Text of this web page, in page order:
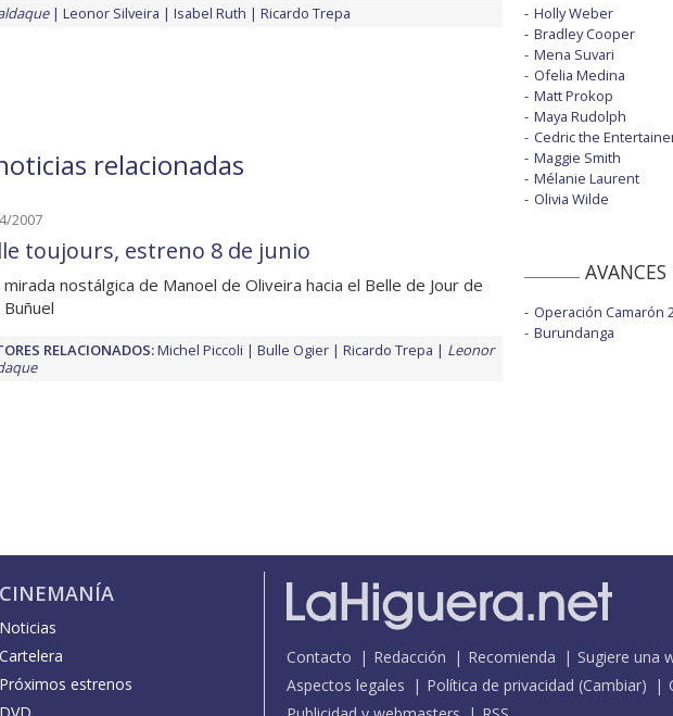
Leonor Silveira Isabel Ruth Ricardo Trepa
relacionadas
2007
toujours, estreno 8 de junio
mirada nostálgica de Manoel de Oliveira hacia el Belle de Jour de
Buñuel
RELACIONADOS:Michel Piccoli Bulle Ogier Ricardo Trepa
Leonor
Holly Weber
Bradley Cooper
Mena Suvari
Ofelia Medina
Matt Prokop
Maya Rudolph
Cedric the
Maggie Smith
Mélanie Laurent
Olivia Wilde
AVANCES
Operación Camarón
Burundanga
CINEMANÍA
Noticias
Cartelera
Próximos estrenos
Contacto Redacción Recomienda
Sugiere una
Aspectos legales
Política de privacidad (Cambiar)